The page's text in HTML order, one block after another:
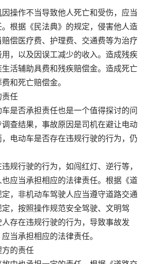
作不当导致他人死亡和受伤，应当
根据《民法典》的规定，侵害他人造
偿医疗费、护理费、交通费等为治疗
，以及因误工减少的收入。造成残疾
活辅助具费和残疾赔偿金。造成死亡
和死亡赔偿金。
任
是否承担责任也是一个值得探讨的问
查结果，事故原因是司机在避让电动
电动车是否存在违规行驶的行为，仍
行驶的行为，如闯红灯、逆行等，
应当承担相应的法律责任。根据《道
，非机动车驾驶人应当遵守道路交通
，按照操作规范安全驾驶、文明驾
存在违规行驶的行为，导致事故发
当承担相应的法律责任。
的责任